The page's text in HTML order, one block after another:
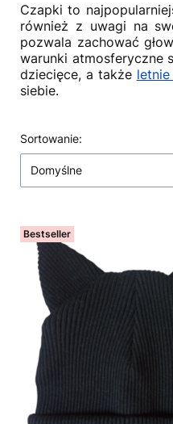
Czapki to
również z uwagi na
pozwala zachować
warunki atmosferyczne
dziecięce, a także
siebie.
Lista produktów
Sortowanie:
Domyślne
Bestseller